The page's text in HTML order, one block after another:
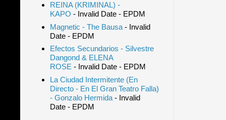
REINA (KRIMINAL) -
KAPO - Invalid Date- EPDM
Magnetic - The Bausa- Invalid
Date- EPDM
Efectos Secundarios - Silvestre
Dangond & ELENA
ROSE - Invalid Date- EPDM
La Ciudad Intermitente (En
Directo - En El Gran Teatro Falla)
- Gonzalo Hermida- Invalid
Date- EPDM